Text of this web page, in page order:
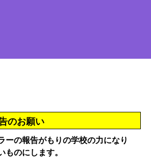
のお願い
ーの報告がもりの学校の力になり
ものにします。